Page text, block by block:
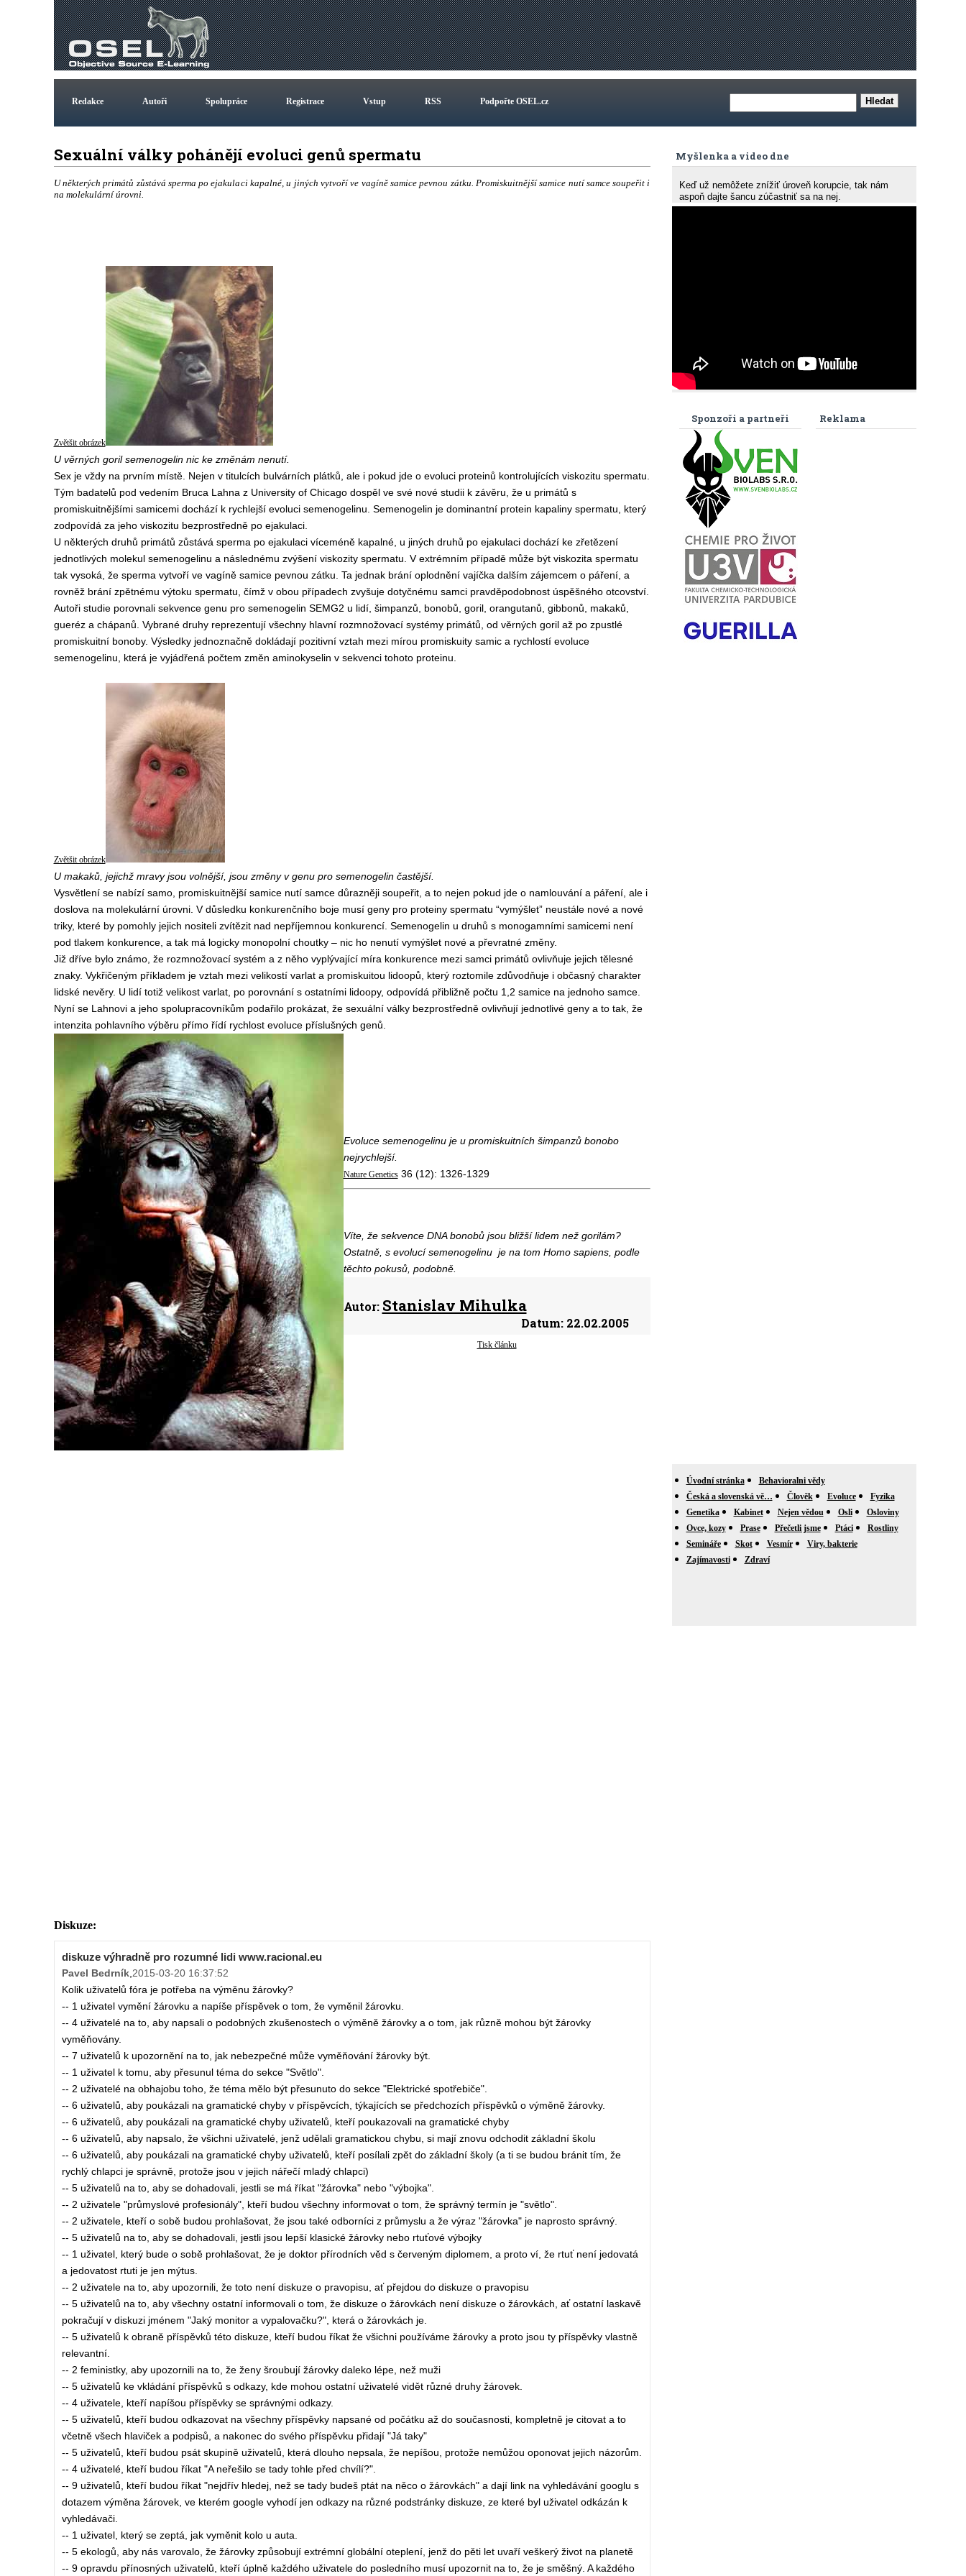
Redakce Autoři Spolupráce Registrace Vstup RSS Podpořte OSEL.cz
Sexuální války pohánějí evoluci genů spermatu
U některých primátů zůstává sperma po ejakulaci kapalné, u jiných vytvoří ve vagíně samice pevnou zátku. Promiskuitnější samice nutí samce soupeřit i
na molekulární úrovni.
Zvětšit obrázek
U věrných goril semenogelin nic ke změnám nenutí.
Sex je vždy na prvním místě. Nejen v titulcích bulvárních plátků, ale i pokud jde o evoluci proteinů kontrolujících viskozitu spermatu.
Tým badatelů pod vedením Bruca Lahna z University of Chicago dospěl ve své nové studii k závěru, že u primátů s
promiskuitnějšími samicemi dochází k rychlejší evoluci semenogelinu. Semenogelin je dominantní protein kapaliny spermatu, který
zodpovídá za jeho viskozitu bezprostředně po ejakulaci.
U některých druhů primátů zůstává sperma po ejakulaci víceméně kapalné, u jiných druhů po ejakulaci dochází ke zřetězení
jednotlivých molekul semenogelinu a následnému zvýšení viskozity spermatu. V extrémním případě může být viskozita spermatu
tak vysoká, že sperma vytvoří ve vagíně samice pevnou zátku. Ta jednak brání oplodnění vajíčka dalším zájemcem o páření, a
rovněž brání zpětnému výtoku spermatu, čímž v obou případech zvyšuje dotyčnému samci pravděpodobnost úspěšného otcovství.
Autoři studie porovnali sekvence genu pro semenogelin SEMG2 u lidí, šimpanzů, bonobů, goril, orangutanů, gibbonů, makaků,
gueréz a chápanů. Vybrané druhy reprezentují všechny hlavní rozmnožovací systémy primátů, od věrných goril až po zpustlé
promiskuitní bonoby. Výsledky jednoznačně dokládají pozitivní vztah mezi mírou promiskuity samic a rychlostí evoluce
semenogelinu, která je vyjádřená počtem změn aminokyselin v sekvenci tohoto proteinu.
Zvětšit obrázek
U makaků, jejichž mravy jsou volnější, jsou změny v genu pro semenogelin častější.
Vysvětlení se nabízí samo, promiskuitnější samice nutí samce důrazněji soupeřit, a to nejen pokud jde o namlouvání a páření, ale i
doslova na molekulární úrovni. V důsledku konkurenčního boje musí geny pro proteiny spermatu “vymýšlet” neustále nové a nové
triky, které by pomohly jejich nositeli zvítězit nad nepříjemnou konkurencí. Semenogelin u druhů s monogamními samicemi není
pod tlakem konkurence, a tak má logicky monopolní choutky – nic ho nenutí vymýšlet nové a převratné změny.
Již dříve bylo známo, že rozmnožovací systém a z něho vyplývající míra konkurence mezi samci primátů ovlivňuje jejich tělesné
znaky. Vykřičeným příkladem je vztah mezi velikostí varlat a promiskuitou lidoopů, který roztomile zdůvodňuje i občasný charakter
lidské nevěry. U lidí totiž velikost varlat, po porovnání s ostatními lidoopy, odpovídá přibližně počtu 1,2 samice na jednoho samce.
Nyní se Lahnovi a jeho spolupracovníkům podařilo prokázat, že sexuální války bezprostředně ovlivňují jednotlivé geny a to tak, že
intenzita pohlavního výběru přímo řídí rychlost evoluce příslušných genů.
Evoluce semenogelinu je u promiskuitních šimpanzů bonobo
nejrychlejší.
Nature Genetics36 (12): 1326-1329
Víte, že sekvence DNA bonobů jsou bližší lidem než gorilám?
Ostatně, s evolucí semenogelinu je na tom Homo sapiens, podle
těchto pokusů, podobně.
Autor: Stanislav Mihulka
Datum:22.02.2005
Tisk článku
Diskuze:
diskuze výhradně pro rozumné lidi www.racional.eu
Pavel Bedrník,2015-03-20 16:37:52
Kolik uživatelů fóra je potřeba na výměnu žárovky?
-- 1 uživatel vymění žárovku a napíše příspěvek o tom, že vyměnil žárovku.
-- 4 uživatelé na to, aby napsali o podobných zkušenostech o výměně žárovky a o tom, jak různě mohou být žárovky
vyměňovány.
-- 7 uživatelů k upozornění na to, jak nebezpečné může vyměňování žárovky být.
-- 1 uživatel k tomu, aby přesunul téma do sekce "Světlo".
-- 2 uživatelé na obhajobu toho, že téma mělo být přesunuto do sekce "Elektrické spotřebiče".
-- 6 uživatelů, aby poukázali na gramatické chyby v příspěvcích, týkajících se předchozích příspěvků o výměně žárovky.
-- 6 uživatelů, aby poukázali na gramatické chyby uživatelů, kteří poukazovali na gramatické chyby
-- 6 uživatelů, aby napsalo, že všichni uživatelé, jenž udělali gramatickou chybu, si mají znovu odchodit základní školu
-- 6 uživatelů, aby poukázali na gramatické chyby uživatelů, kteří posílali zpět do základní školy (a ti se budou bránit tím, že
rychlý chlapci je správně, protože jsou v jejich nářečí mladý chlapci)
-- 5 uživatelů na to, aby se dohadovali, jestli se má říkat "žárovka" nebo "výbojka".
-- 2 uživatele "průmyslové profesionály", kteří budou všechny informovat o tom, že správný termín je "světlo".
-- 2 uživatele, kteří o sobě budou prohlašovat, že jsou také odborníci z průmyslu a že výraz "žárovka" je naprosto správný.
-- 5 uživatelů na to, aby se dohadovali, jestli jsou lepší klasické žárovky nebo rtuťové výbojky
-- 1 uživatel, který bude o sobě prohlašovat, že je doktor přírodních věd s červeným diplomem, a proto ví, že rtuť není jedovatá
a jedovatost rtuti je jen mýtus.
-- 2 uživatele na to, aby upozornili, že toto není diskuze o pravopisu, ať přejdou do diskuze o pravopisu
-- 5 uživatelů na to, aby všechny ostatní informovali o tom, že diskuze o žárovkách není diskuze o žárovkách, ať ostatní laskavě
pokračují v diskuzi jménem "Jaký monitor a vypalovačku?", která o žárovkách je.
-- 5 uživatelů k obraně příspěvků této diskuze, kteří budou říkat že všichni používáme žárovky a proto jsou ty příspěvky vlastně
relevantní.
-- 2 feministky, aby upozornili na to, že ženy šroubují žárovky daleko lépe, než muži
-- 5 uživatelů ke vkládání příspěvků s odkazy, kde mohou ostatní uživatelé vidět různé druhy žárovek.
-- 4 uživatele, kteří napíšou příspěvky se správnými odkazy.
-- 5 uživatelů, kteří budou odkazovat na všechny příspěvky napsané od počátku až do současnosti, kompletně je citovat a to
včetně všech hlaviček a podpisů, a nakonec do svého příspěvku přidají "Já taky"
-- 5 uživatelů, kteří budou psát skupině uživatelů, která dlouho nepsala, že nepíšou, protože nemůžou oponovat jejich názorům.
-- 4 uživatelé, kteří budou říkat "A neřešilo se tady tohle před chvílí?".
-- 9 uživatelů, kteří budou říkat "nejdřív hledej, než se tady budeš ptát na něco o žárovkách" a dají link na vyhledávání googlu s
dotazem výměna žárovek, ve kterém google vyhodí jen odkazy na různé podstránky diskuze, ze které byl uživatel odkázán k
vyhledávači.
-- 1 uživatel, který se zeptá, jak vyměnit kolo u auta.
-- 5 ekologů, aby nás varovalo, že žárovky způsobují extrémní globální oteplení, jenž do pěti let uvaří veškerý život na planetě
-- 9 opravdu přínosných uživatelů, kteří úplně každého uživatele do posledního musí upozornit na to, že je směšný. A každého
Myšlenka a video dne
Keď už nemôžete znížiť úroveň korupcie, tak nám
aspoň dajte šancu zúčastniť sa na nej.
Reklama
Sponzoři a partneři
Úvodní stránka
Behavioralni vědy
Česká a slovenská vě…
Člověk Evoluce
Fyzika
Genetika
Kabinet Nejen vědou Osli
Osloviny
Ovce, kozy
Prase Přečetli jsme Ptáci
Rostliny
Semináře
Skot Vesmír
Viry, bakterie
Zajímavosti
Zdraví